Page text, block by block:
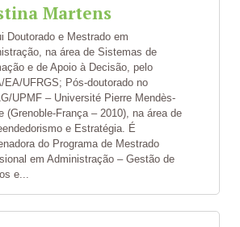
Martens
Doutorado e Mestrado em
na área de Sistemas de
e de Apoio à Decisão, pelo
EA/UFRGS; Pós-doutorado no
UPMF – Université Pierre Mendès-
(Grenoble-França – 2010), na área de
e Estratégia. É
do Programa de Mestrado
em Administração – Gestão de
e...